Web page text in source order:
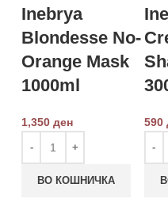
Inebrya
Blondesse No-
Orange Mask
1000ml
1,350 ден
ВО КОШНИЧКА
590